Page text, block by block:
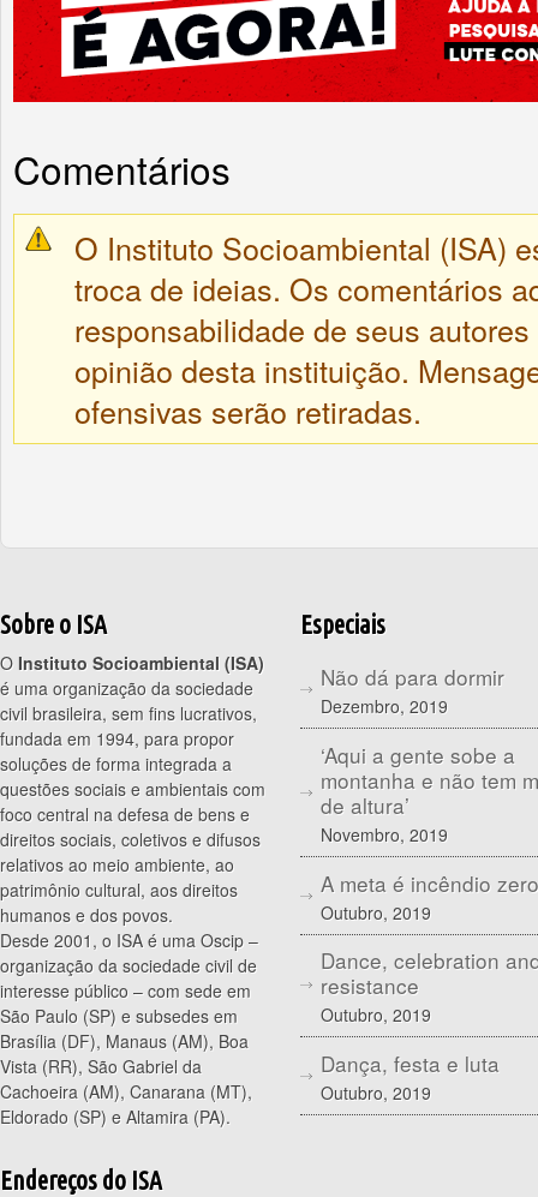
Comentários
O Instituto Socioambiental (ISA)
troca de ideias. Os comentários
responsabilidade de seus
opinião desta instituição.
ofensivas serão retiradas.
Sobre o ISA
O Instituto Socioambiental (ISA)
é uma organização da sociedade
civil brasileira, sem fins lucrativos,
fundada em 1994, para propor
soluções de forma integrada a
questões sociais e ambientais com
foco central na defesa de bens e
direitos sociais, coletivos e difusos
relativos ao meio ambiente, ao
patrimônio cultural, aos direitos
humanos e dos povos.
Desde 2001, o ISA é uma Oscip –
organização da sociedade civil de
interesse público – com sede em
São Paulo (SP) e subsedes em
Brasília (DF), Manaus (AM), Boa
Vista (RR), São Gabriel da
Cachoeira (AM), Canarana (MT),
Eldorado (SP) e Altamira (PA).
Endereços do ISA
Especiais
Não dá para dormir
Dezembro, 2019
‘Aqui a gente sobe a
montanha e não tem
de altura’
Novembro, 2019
A meta é incêndio zero
Outubro, 2019
Dance, celebration
resistance
Outubro, 2019
Dança, festa e luta
Outubro, 2019